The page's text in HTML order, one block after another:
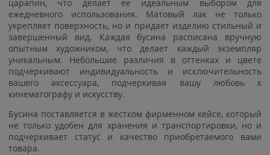
царапин, что делает ее идеальным выбором для
ежедневного использования. Матовый лак не только
укрепляет поверхность, но и придает изделию стильный и
завершенный вид. Каждая бусина расписана вручную
опытным художником, что делает каждый экземпляр
уникальным. Небольшие различия в оттенках и цвете
подчеркивают индивидуальность и исключительность
вашего аксессуара, подчеркивая вашу любовь к
кинематографу и искусству.
Бусина поставляется в жестком фирменном кейсе, который
не только удобен для хранения и транспортировки, но и
подчеркивает статус и качество приобретаемого вами
товара.